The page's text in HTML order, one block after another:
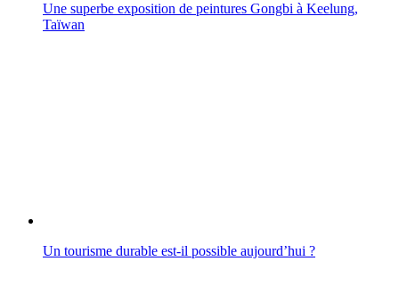
Une superbe exposition de peintures Gongbi à Keelung,
Taïwan
Un tourisme durable est-il possible aujourd’hui ?